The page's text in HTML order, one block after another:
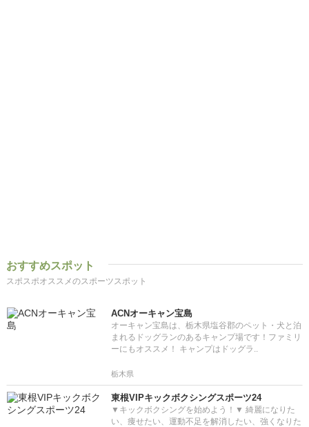
おすすめスポット
スポスポオススメのスポーツスポット
ACNオーキャン宝島
オーキャン宝島は、栃木県塩谷郡のペット・犬と泊
まれるドッグランのあるキャンプ場です！ファミリ
ーにもオススメ！ キャンプはドッグラ..
栃木県
東根VIPキックボクシングスポーツ24
▼キックボクシングを始めよう！▼ 綺麗になりた
い、痩せたい、運動不足を解消したい、強くなりた